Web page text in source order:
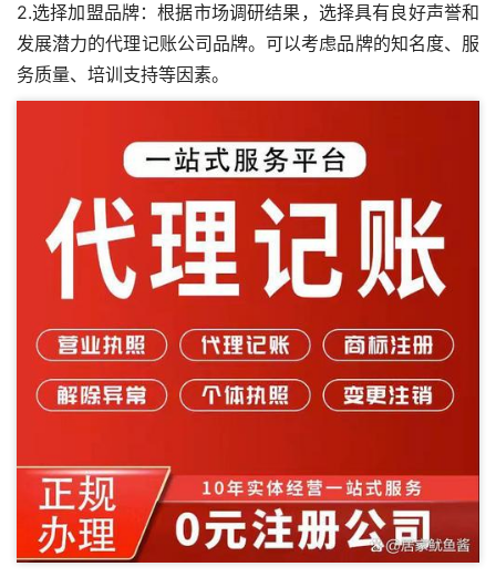
2.选择加盟品牌：根据市场调研结果，选择具有良好声誉和
发展潜力的代理记账公司品牌。可以考虑品牌的知名度、服
务质量、培训支持等因素。